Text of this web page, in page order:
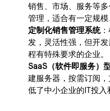
销售、市场、服务等
管理，适合有一定规模
定制化销售管理系统
发，灵活性强，但开
程有特殊要求的企业。
SaaS（软件即服务）
建服务器，按需订阅
低了中小企业的IT投入